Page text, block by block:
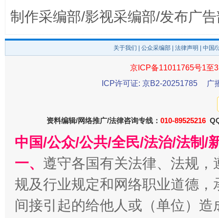
东山县通报“牛蛙产品抗生素超标问题” 法
千年窑火 生生不息 一
制作采编部/影视采编部/发布广
关于我们 公众采编部 法律声明 | 中国
京ICP备11011765号1至
ICP许可证: 京B2-20251785
广
资料编辑/网络推广/法律咨询专线： 010-89525216
中国/公众/公共/全民/法治/法制/
一、 遵守各国有关法律、法规
规及行业规定和网络职业道德
间接引起的给他人或（单位）